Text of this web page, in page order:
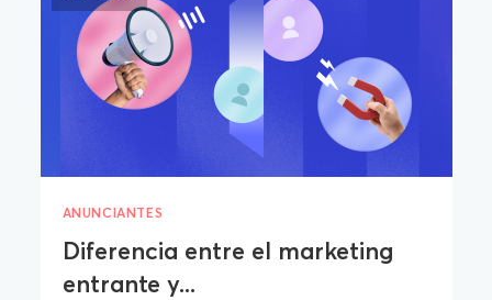
ANUNCIANTES
Diferencia entre el marketing
entrante y...